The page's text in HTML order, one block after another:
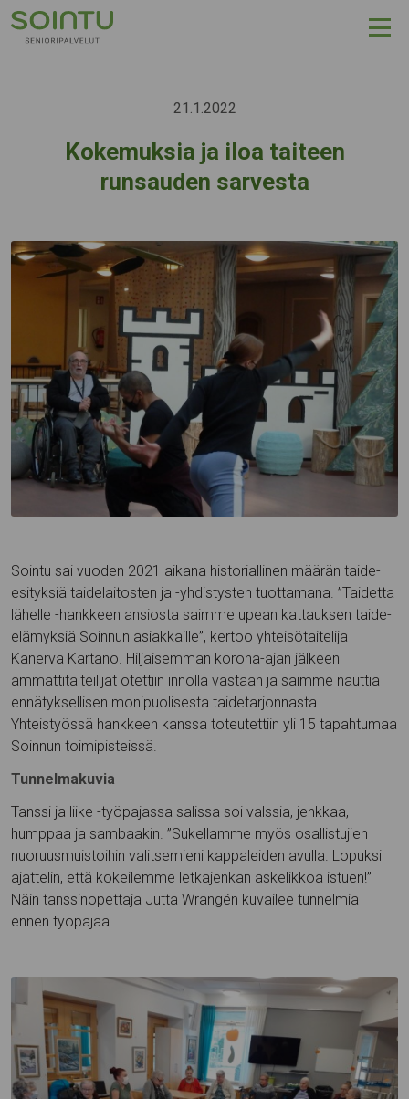
Hyppää sisältöön
Kokemuksia ja iloa taiteen
runsauden sarvesta
21.1.2022
Sointu sai vuoden 2021 aikana historiallinen määrän taide-
esityksiä taidelaitosten ja -yhdistysten tuottamana. ”Taidetta
lähelle -hankkeen ansiosta saimme upean kattauksen taide-
elämyksiä Soinnun asiakkaille”, kertoo yhteisötaitelija
Kanerva Kartano. Hiljaisemman korona-ajan jälkeen
ammattitaiteilijat otettiin innolla vastaan ja saimme nauttia
ennätyksellisen monipuolisesta taidetarjonnasta.
Yhteistyössä hankkeen kanssa toteutettiin yli 15 tapahtumaa
Soinnun toimipisteissä.
Tunnelmakuvia
Tanssi ja liike -työpajassa salissa soi valssia, jenkkaa,
humppaa ja sambaakin. ”Sukellamme myös osallistujien
nuoruusmuistoihin valitsemieni kappaleiden avulla. Lopuksi
ajattelin, että kokeilemme letkajenkan askelikkoa istuen!”
Näin tanssinopettaja Jutta Wrangén kuvailee tunnelmia
ennen työpajaa.